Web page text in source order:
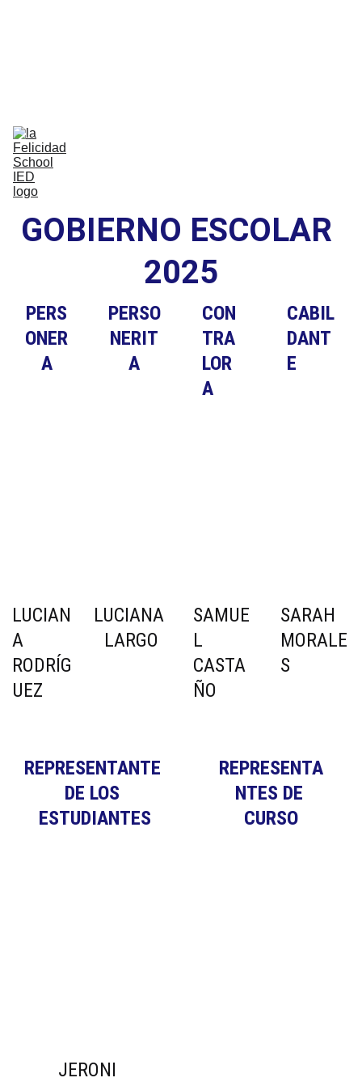
GOBIERNO ESCOLAR
2025
PERS
ONER
A
PERSO
NERIT
A
CON
TRA
LOR
A
CABIL
DANT
E
SARAH
MORALE
S
SAMUE
L
CASTA
ÑO
LUCIANA
LARGO
LUCIAN
A
RODRÍG
UEZ
REPRESENTANTE
DE LOS
ESTUDIANTES
REPRESENTA
NTES DE
CURSO
JERONI